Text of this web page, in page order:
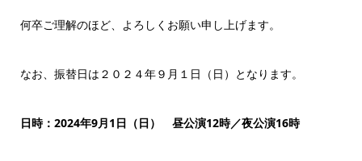
何卒ご理解のほど、よろしくお願い申し上げます。
なお、振替日は２０２４年９月１日（日）となります。
日時：2024年9月1日（日） 昼公演12時／夜公演16時